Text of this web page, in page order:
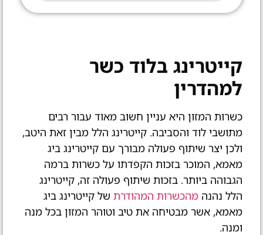
קייטרינג בלוד כשר
למהדרין
כשרות המזון היא עניין חשוב מאוד עבור רבים
מתושבי לוד והסביבה. קייטרינג הלל מבין זאת היטב,
ולכן יצר שיתוף פעולה מבורך עם קייטרינג ביג
מאמא, המוכר בזכות הקפדתו על כשרות ברמה
הגבוהה ביותר. בזכות שיתוף פעולה זה, קייטרינג
הלל נהנה מהכשרות המהודרת של קייטרינג ביג
מאמא, אשר מבטיחה את טיב וטוהר המזון בכל מנה
ומנה.